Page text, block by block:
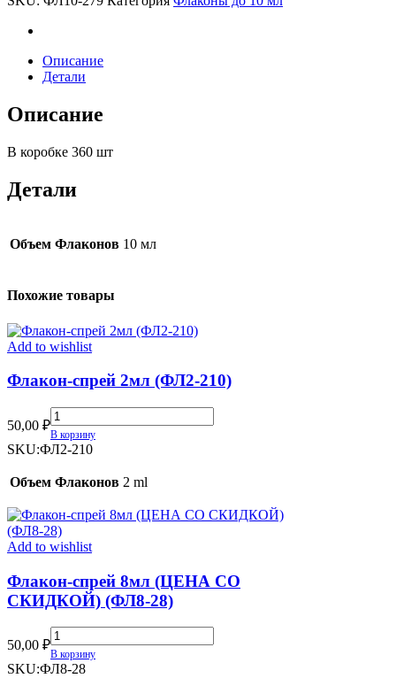
279)
quantity
Описание
Детали
Описание
В коробке 360 шт
Детали
Объем Флаконов 10 мл
Похожие товары
Add to wishlist
Флакон-спрей 2мл (ФЛ2-210)
50,00 ₽
Флакон-
спрей
2мл
210)
В корзину
SKU:ФЛ2-210
Объем Флаконов 2 ml
Add to wishlist
Флакон-спрей 8мл (ЦЕНА СО
СКИДКОЙ) (ФЛ8-28)
50,00 ₽
Флакон-
спрей
8мл
В корзину
SKU:ФЛ8-28